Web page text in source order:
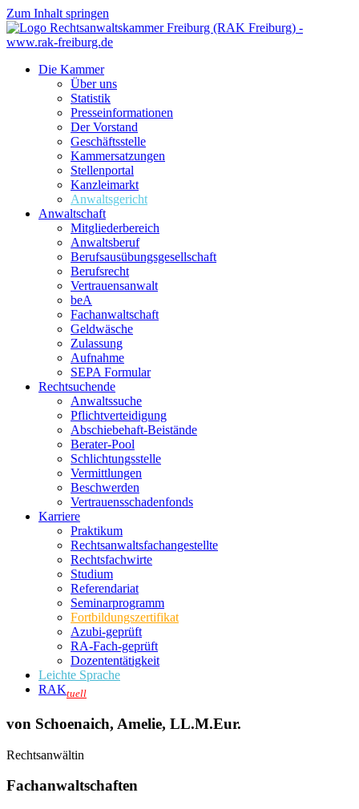
Zum Inhalt springen
Die Kammer
Über uns
Statistik
Presseinformationen
Der Vorstand
Geschäftsstelle
Kammersatzungen
Stellenportal
Kanzleimarkt
Anwaltsgericht
Anwaltschaft
Mitgliederbereich
Anwaltsberuf
Berufsausübungs­gesellschaft
Berufsrecht
Vertrauensanwalt
beA
Fachanwaltschaft
Geldwäsche
Zulassung
Aufnahme
SEPA Formular
Rechtsuchende
Anwaltssuche
Pflichtverteidigung
Abschiebehaft-Beistände
Berater-Pool
Schlichtungsstelle
Vermittlungen
Beschwerden
Vertrauensschadenfonds
Karriere
Praktikum
Rechtsanwalts­fachangestellte
Rechtsfachwirte
Studium
Referendariat
Seminarprogramm
Fortbildungszertifikat
Azubi-geprüft
RA-Fach-geprüft
Dozententätigkeit
Leichte Sprache
RAKtuell
von Schoenaich, Amelie, LL.M.Eur.
Rechtsanwältin
Fachanwaltschaften